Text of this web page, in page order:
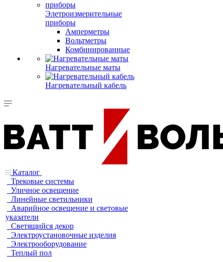
Элетроизмерительные
приборы
Амперметры
Вольтметры
Комбинированные
Нагревательные маты
Нагревательный кабель
Каталог
Трековые системы
Уличное освещение
Линейные светильники
Аварийное освещение и световые
указатели
Светящийся декор
Электроустановочные изделия
Электрооборудование
Теплый пол